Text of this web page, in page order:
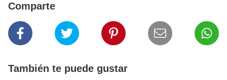
Comparte
También te puede gustar